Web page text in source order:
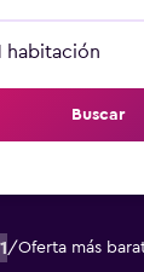
habitación
Buscar
/Oferta más